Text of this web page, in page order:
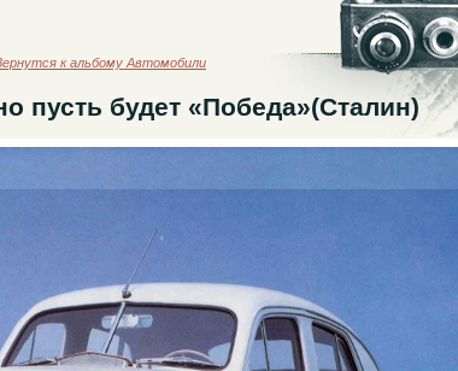
к альбому Автомобили
пусть будет «Победа»(Сталин)